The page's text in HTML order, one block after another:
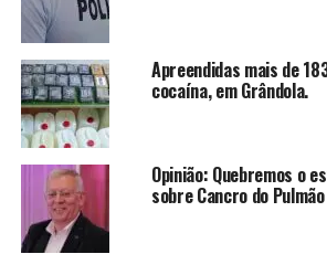
Apreendidas mais de
cocaína, em Grândola.
Opinião: Quebremos o
sobre Cancro do Pulmão